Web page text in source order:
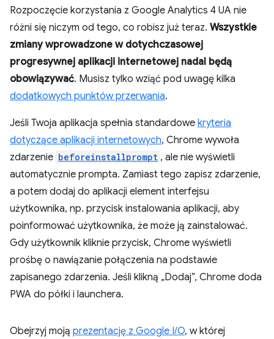
Rozpoczęcie korzystania z Google Analytics 4 UA nie
różni się niczym od tego, co robisz już teraz. Wszystkie
zmiany wprowadzone w dotychczasowej
progresywnej aplikacji internetowej nadal będą
obowiązywać. Musisz tylko wziąć pod uwagę kilka
dodatkowych punktów przerwania.
Jeśli Twoja aplikacja spełnia standardowe kryteria
dotyczące aplikacji internetowych, Chrome wywoła
zdarzenie beforeinstallprompt , ale nie wyświetli
automatycznie prompta. Zamiast tego zapisz zdarzenie,
a potem dodaj do aplikacji element interfejsu
użytkownika, np. przycisk instalowania aplikacji, aby
poinformować użytkownika, że może ją zainstalować.
Gdy użytkownik kliknie przycisk, Chrome wyświetli
prośbę o nawiązanie połączenia na podstawie
zapisanego zdarzenia. Jeśli klikną „Dodaj”, Chrome doda
PWA do półki i launchera.
Obejrzyj moją prezentację z Google I/O, w której